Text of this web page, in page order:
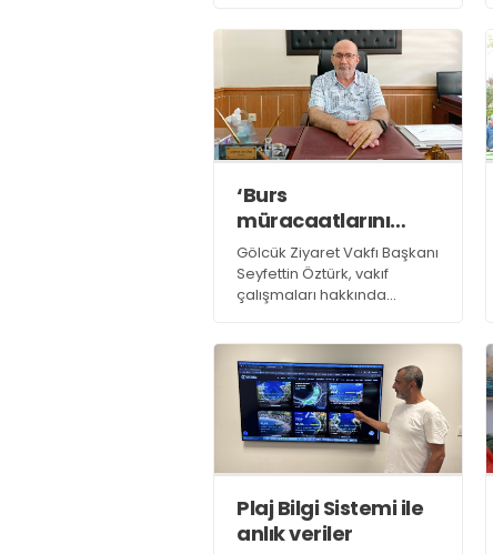
hakkında yaptığı
açıklamada,
“Etkinliklerimizde mahalle
kültürünü ve birlik beraberlik
duygusunu güçlendirmeyi
hedefliyoruz” dedi
‘Burs
müracaatlarını
almaya başladık’
Gölcük Ziyaret Vakfı Başkanı
Seyfettin Öztürk, vakıf
çalışmaları hakkında
faaliyetlerine aralıksız
devam ediyor. Öğrenci
bursları için müracaatları
almaya başladık’ dedi
Plaj Bilgi Sistemi ile
anlık veriler